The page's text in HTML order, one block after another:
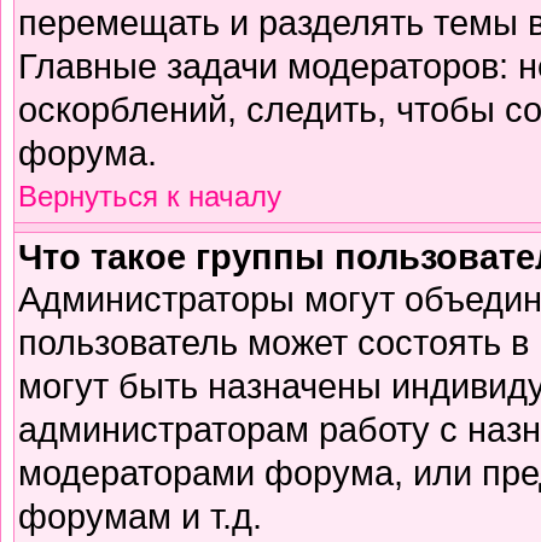
перемещать и разделять темы
Главные задачи модераторов:
оскорблений, следить, чтобы
форума.
Вернуться к началу
Что такое группы
Администраторы могут
пользователь может состоять
могут быть назначены
администраторам работу с
модераторами форума, или
форумам и т.д.